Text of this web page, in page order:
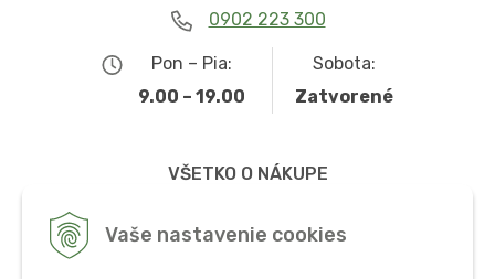
Vaše nastavenie cookies
0902 223 300
Pon – Pia:
9.00 – 19.00
Sobota:
Zatvorené
VŠETKO O NÁKUPE